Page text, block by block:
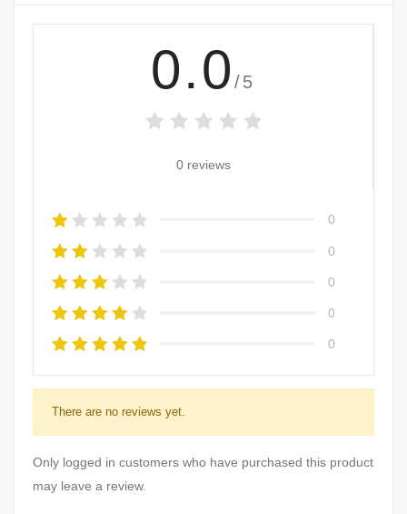
0.0 /5
0 reviews
0
0
0
0
0
There are no reviews yet.
Only logged in customers who have purchased this product
may leave a review.